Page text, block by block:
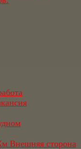
Внешняя сторона